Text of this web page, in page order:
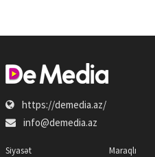
https://demedia.az/
info@demedia.az
Siyasət
Maraqlı